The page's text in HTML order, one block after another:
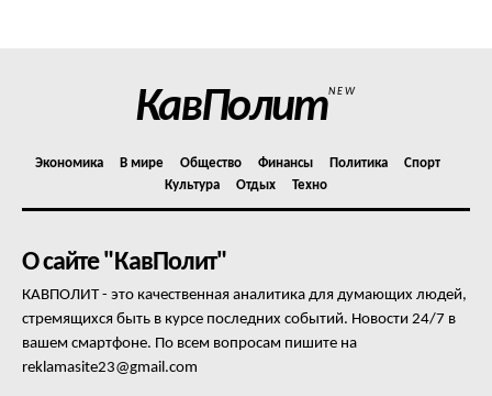
КавПолитNEW
Экономика В мире Общество Финансы Политика
Спорт
Культура
Отдых Техно
О сайте "КавПолит"
КАВПОЛИТ - это качественная аналитика для думающих людей,
стремящихся быть в курсе последних событий. Новости 24/7 в
вашем смартфоне. По всем вопросам пишите на
reklamasite23@gmail.com